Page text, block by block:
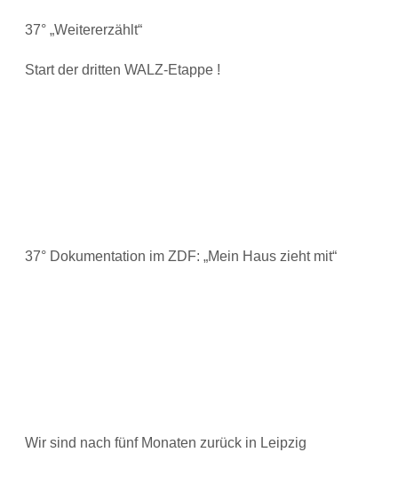
37° „Weitererzählt“
Start der dritten WALZ-Etappe !
37° Dokumentation im ZDF: „Mein Haus zieht mit“
Wir sind nach fünf Monaten zurück in Leipzig